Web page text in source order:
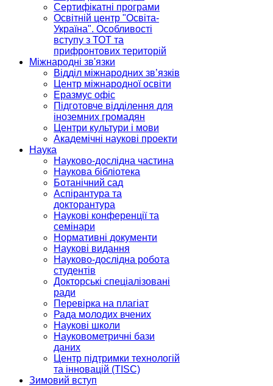
Сертифікатні програми
Освітній центр "Освіта-
Україна". Особливості
вступу з ТОТ та
прифронтових територій
Міжнародні зв'язки
Відділ міжнародних зв’язків
Центр міжнародної освіти
Еразмус офіс
Підготовче відділення для
іноземних громадян
Центри культури і мови
Академічні наукові проекти
Наука
Науково-дослідна частина
Наукова бібліотека
Ботанічний сад
Аспірантура та
докторантура
Наукові конференції та
семінари
Нормативні документи
Наукові видання
Науково-дослідна робота
студентів
Докторські спеціалізовані
ради
Перевірка на плагіат
Рада молодих вчених
Наукові школи
Науковометричні бази
даних
Центр підтримки технологій
та інновацій (TISC)
Зимовий вступ